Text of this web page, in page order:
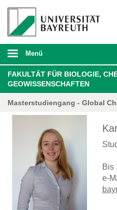
Menü
FAKULTÄT FÜR BIOLOGIE,
GEOWISSENSCHAFTEN
Masterstudiengang - Global
Bis
e-